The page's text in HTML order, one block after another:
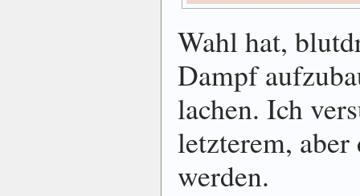
Wahl hat,
Dampf
lachen. Ich
letzterem,
werden.